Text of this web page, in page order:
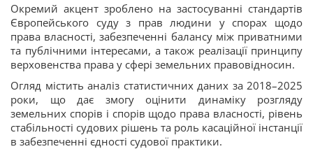
Окремий акцент зроблено на застосуванні стандартів
Європейського суду з прав людини у спорах щодо
права власності, забезпеченні балансу між приватними
та публічними інтересами, а також реалізації принципу
верховенства права у сфері земельних правовідносин.
Огляд містить аналіз статистичних даних за 2018–2025
роки, що дає змогу оцінити динаміку розгляду
земельних спорів і спорів щодо права власності, рівень
стабільності судових рішень та роль касаційної інстанції
в забезпеченні єдності судової практики.